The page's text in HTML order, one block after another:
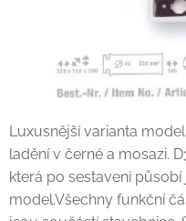
Luxusnější varianta
ladění v černé a mosazi.
která po sestavení
model.Všechny funkční